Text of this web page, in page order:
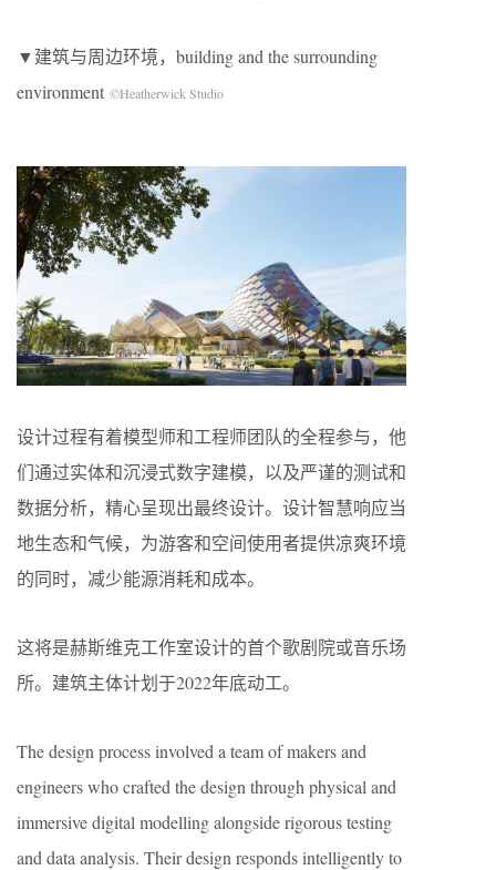
▼建筑与周边环境，building and the surrounding
environment ©Heatherwick Studio
设计过程有着模型师和工程师团队的全程参与，他
们通过实体和沉浸式数字建模，以及严谨的测试和
数据分析，精心呈现出最终设计。设计智慧响应当
地生态和气候，为游客和空间使用者提供凉爽环境
的同时，减少能源消耗和成本。
这将是赫斯维克工作室设计的首个歌剧院或音乐场
所。建筑主体计划于2022年底动工。
The design process involved a team of makers and
engineers who crafted the design through physical and
immersive digital modelling alongside rigorous testing
and data analysis. Their design responds intelligently to